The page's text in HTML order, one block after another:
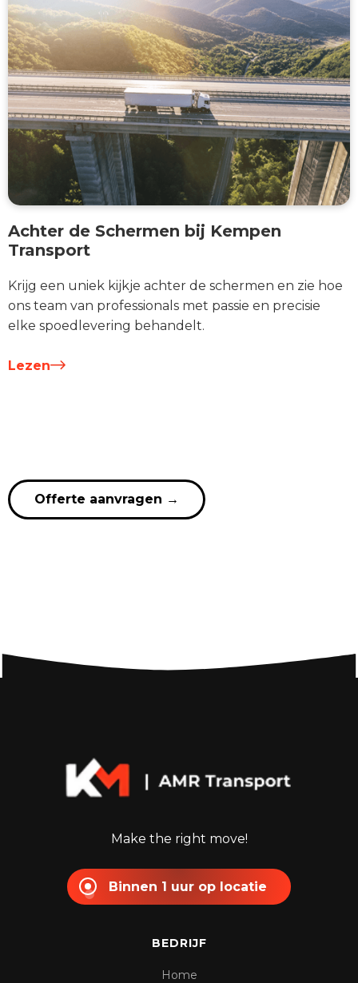
Achter de Schermen bij Kempen
Transport
Krijg een uniek kijkje achter de schermen en zie hoe
ons team van professionals met passie en precisie
elke spoedlevering behandelt.
Lezen
Offerte aanvragen →
Make the right move!
Binnen 1 uur op locatie
BEDRIJF
Home